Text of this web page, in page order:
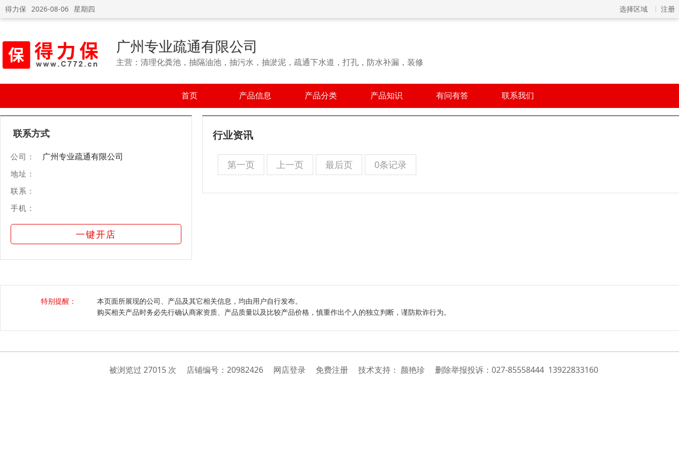
得力保 2026-08-06 星期四 选择区域 注册
广州专业疏通有限公司
主营：清理化粪池，抽隔油池，抽污水，抽淤泥，疏通下水道，打孔，防水补漏，装修
首页 产品信息 产品分类 产品知识 有问有答 联系我们
联系方式
公司： 广州专业疏通有限公司
地址：
联系：
手机：
一键开店
行业资讯
第一页 上一页 最后页 0条记录
特别提醒：
本页面所展现的公司、产品及其它相关信息，均由用户自行发布。
购买相关产品时务必先行确认商家资质、产品质量以及比较产品价格，慎重作出个人的独立判断，谨防欺诈行为。
被浏览过 27015 次 店铺编号： 20982426 网店登录 免费注册 技术支持 ： 颜艳珍 删除举报投诉：027-85558444 13922833160